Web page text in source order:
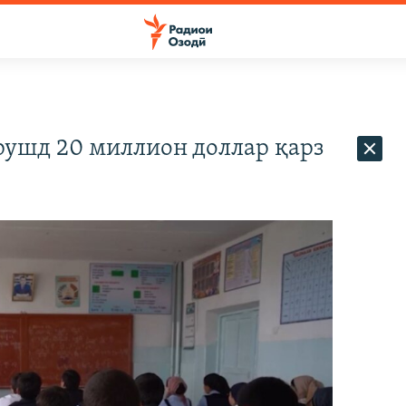
20 миллион доллар қарз